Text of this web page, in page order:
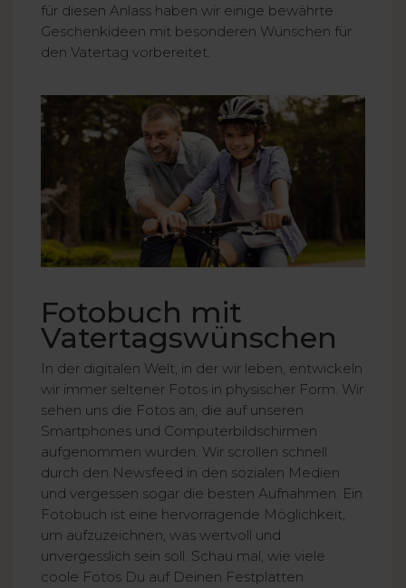
für diesen Anlass haben wir einige bewährte
Geschenkideen mit besonderen Wünschen für
den Vatertag vorbereitet.
Fotobuch mit
Vatertagswünschen
In der digitalen Welt, in der wir leben, entwickeln
wir immer seltener Fotos in physischer Form. Wir
sehen uns die Fotos an, die auf unseren
Smartphones und Computerbildschirmen
aufgenommen wurden. Wir scrollen schnell
durch den Newsfeed in den sozialen Medien
und vergessen sogar die besten Aufnahmen. Ein
Fotobuch ist eine hervorragende Möglichkeit,
um aufzuzeichnen, was wertvoll und
unvergesslich sein soll. Schau mal, wie viele
coole Fotos Du auf Deinen Festplatten